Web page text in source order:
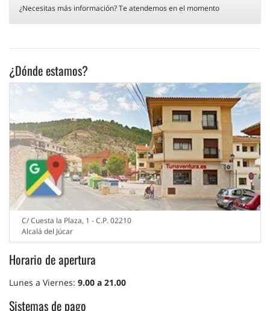
¿Necesitas más información? Te atendemos en el momento
¿Dónde estamos?
C/ Cuesta la Plaza, 1 - C.P. 02210
Alcalá del Júcar
Horario de apertura
Lunes a Viernes: 9.00 a 21.00
Sistemas de pago